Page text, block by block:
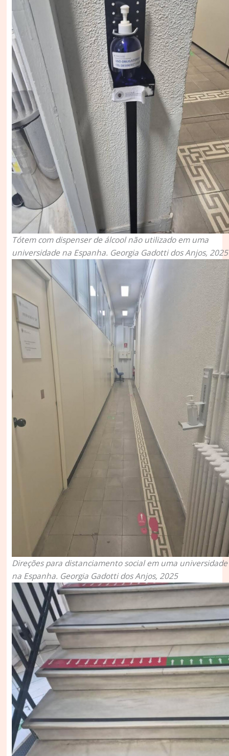
Tótem com dispenser de álcool não utilizado em uma
universidade na Espanha. Georgia Gadotti dos Anjos, 2025
Direções para distanciamento social em uma universidade
na Espanha. Georgia Gadotti dos Anjos, 2025